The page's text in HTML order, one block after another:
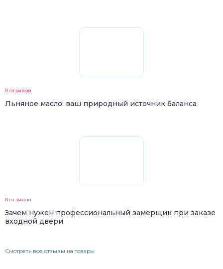
0 отзывов
Льняное масло: ваш природный источник баланса
0 отзывов
Зачем нужен профессиональный замерщик при заказе
входной двери
Смотреть все отзывы на товары